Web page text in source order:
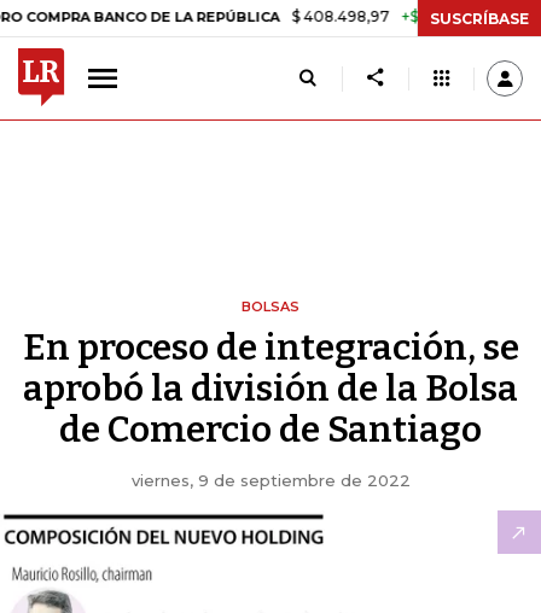
BANCO DE LA REPÚBLICA $ 408.498,97 +$ 8.753,81 +2,19%
SUSCRÍBASE
BOLSAS
En proceso de integración, se
aprobó la división de la Bolsa
de Comercio de Santiago
viernes, 9 de septiembre de 2022